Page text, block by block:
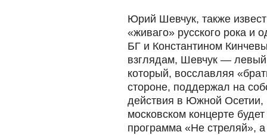
Юрий Шевчук, также
«живаго» русского рока и
БГ и Константином
взглядам, Шевчук — левый
который, восславляя
стороне, поддержал на
действия в Южной Осетии,
московском концерте
программа «Не стреляй», а